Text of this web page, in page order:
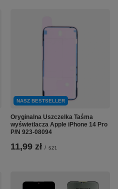
NASZ BESTSELLER
Oryginalna Uszczelka Taśma
wyświetlacza Apple iPhone 14 Pro
P/N 923-08094
11,99 zł / szt.